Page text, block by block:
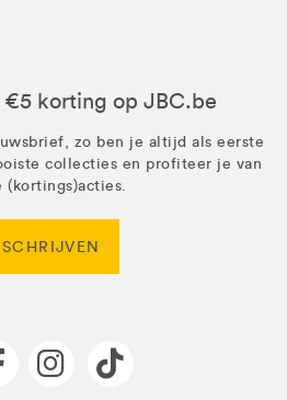
€5 korting op JBC.be
zo ben je altijd als eerste
collecties en profiteer je van
(kortings)acties.